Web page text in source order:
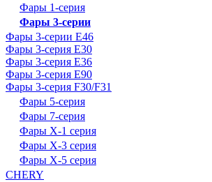
Фары 1-серия
Фары 3-серии
Фары 3-серии E46
Фары 3-серия E30
Фары 3-серия E36
Фары 3-серия E90
Фары 3-серия F30/F31
Фары 5-серия
Фары 7-серия
Фары X-1 серия
Фары X-3 серия
Фары X-5 серия
CHERY